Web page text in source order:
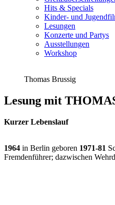
Hits & Specials
Kinder- und
Lesungen
Konzerte und Partys
Ausstellungen
Workshop
Thomas Brussig
Lesung mit
Kurzer Lebenslauf
1964 in Berlin geboren 1971-81
Fremdenführer; dazwischen